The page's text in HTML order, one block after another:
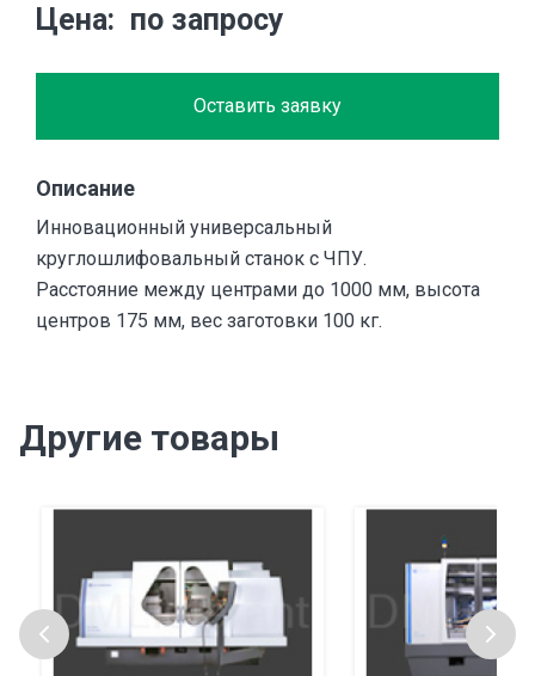
Цена по запросу
Оставить заявку
Описание
Инновационный универсальный
круглошлифовальный станок с ЧПУ.
Расстояние между центрами до 1000 мм, высота
центров 175 мм, вес заготовки 100 кг.
Другие товары